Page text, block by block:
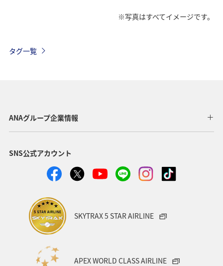
※写真はすべてイメージです。
タグ一覧
ANAグループ企業情報
SNS公式アカウント
SKYTRAX 5 STAR AIRLINE
APEX WORLD CLASS AIRLINE